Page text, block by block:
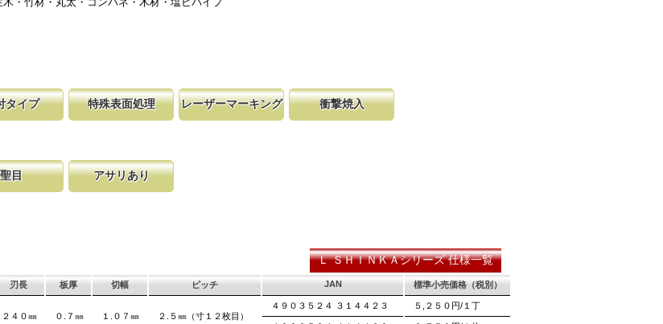
タイプ
の使用が主な商品に採用し
特殊表面処理 レーザーマーキング
が消えないようにしています。
衝撃焼入
聖目 アサリあり
Ｌ ＳＨＩＮＫＡシリーズ 仕様一覧
刃長 板厚 切幅 ピッチ JAN 標準小売価格（税別）
２４０㎜
０.７㎜ １.０７㎜ ２.５㎜（寸１２枚目）
４９０３５２４ ３１４４２３ ５,２５０円/１丁